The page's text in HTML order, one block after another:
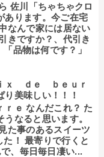
佐川「ちゃちゃクロ
あります。今ご在宅
なんで家には居ない
ですか？、代引き
品物は何です？」
ｘ ｄｅ ｂｅｕｒ
り美味しい！！！
ｅ なんだこれ？ た
なると思います。
た事のあるスイーツ
！ 最寄りで行くと
、毎日毎日凄い...